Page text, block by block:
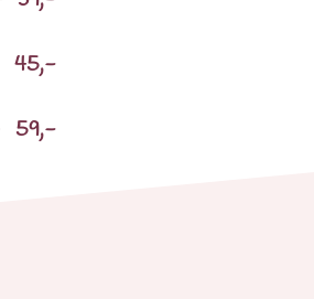
45,-
59,-